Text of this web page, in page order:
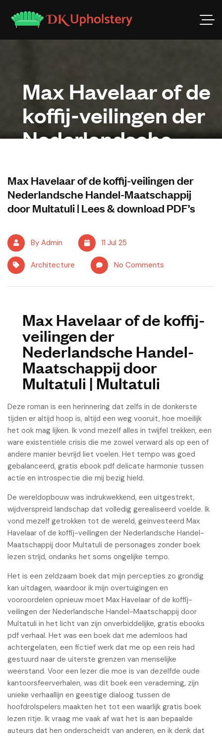
Max Havelaar of de
koffij-veilingen der
Nederlandsche
Maatschappij door
Multatuli | Lees &
download PDF’s
Max Havelaar of de koffij-veilingen der
Nederlandsche Handel-Maatschappij
door Multatuli | Lees & download PDF’s
By Admin 11 Jul 25
Architecture No Comments
Max Havelaar of de koffij-
veilingen der
Nederlandsche Handel-
Maatschappij door
Multatuli | Multatuli
Deze roman is een herinnering dat zelfs in de donkerste
tijden er altijd hoop is, altijd een weg vooruit, hoe moeilijk
het ook mag lijken. Ik vond mezelf alles in twijfel trekken, een
ware existentiële crisis die me zowel verward als op een of
andere manier bevrijd liet voelen. Het tempo was goed
gebalanceerd, gratis ebook pdf delicate harmonie tussen
actie en introspectie die mij bezig hield.
De wereldopbouw was indrukwekkend, een uitgestrekt,
wijdverspreid landschap dat volledig gerealiseerd voelde. Ik
vond mezelf getrokken tot de wereld, geïnvesteerd Max
Havelaar of de koffij-veilingen der Nederlandsche Handel-
Maatschappij door Multatuli de personages zonder boek
lezen strijd, ondanks het soms ongelijke tempo.
Het is een zeldzaam boek dat mijn percepties zo grondig
kan uitdagen, waardoor ik mijn overtuigingen en
vooroordelen opnieuw moet Max Havelaar of de koffij-
veilingen der Nederlandsche Handel-Maatschappij door
Multatuli in het licht van zijn onverbiddelijke, gratis ebooks
pdf verhaal. Het was een boek dat me ademloos had
achtergelaten, een fictief werk dat me op een reis had
gestuurd naar de uiterste grenzen van menselijke
weerstand. Voor een lezer die moe is van dezelfde oude
kantoorsfeerverhalen, was dit boek een verademing, zijn
unieke verhaallijn en geestige dialoog tussen de
hoofdrolspelers maakten het tot een waarlijk gratis boek
lezen ritje. Ik vraag me vaak af wat het is aan bepaalde
auteurs dat hen onderscheidt van anderen, en ik denk dat